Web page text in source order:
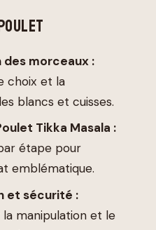
morceaux :
choix et la
blancs et cuisses.
Tikka Masala :
étape pour
emblématique.
et sécurité :
la manipulation et le